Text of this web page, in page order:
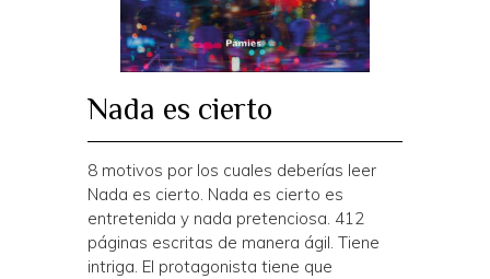
Nada es cierto
8 motivos por los cuales deberías leer
Nada es cierto. Nada es cierto es
entretenida y nada pretenciosa. 412
páginas escritas de manera ágil. Tiene
intriga. El protagonista tiene que